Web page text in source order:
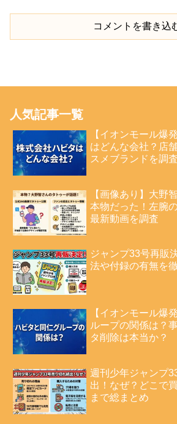
コメントを書き込
人気記事一覧
【イオンモール爆
はどんな会社？店
スメブランドを調査
【画像あり】大野
本物だった！左腕
最新動画を調査
ジャンプ33号再販
法や付録の有無を
【イオンモール爆
ループの関係は？
タ削除は本当か？
週刊少年ジャンプ
出！なぜ？どこで
まで総まとめ